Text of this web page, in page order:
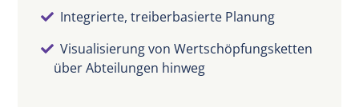
Integrierte, treiberbasierte Planung
Visualisierung von Wertschöpfungsketten
über Abteilungen hinweg